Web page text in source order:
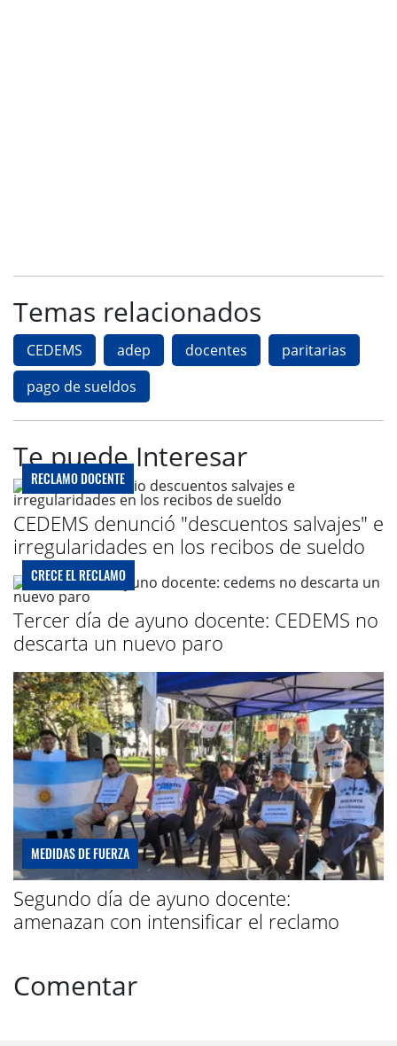
Temas relacionados
CEDEMS adep docentes
paritarias
pago de sueldos
Te puede Interesar
RECLAMO DOCENTE
CEDEMS denunció "descuentos salvajes" e
irregularidades en los recibos de sueldo
CRECE EL RECLAMO
Tercer día de ayuno docente: CEDEMS no
descarta un nuevo paro
MEDIDAS DE FUERZA
Segundo día de ayuno docente:
amenazan con intensificar el reclamo
Comentar